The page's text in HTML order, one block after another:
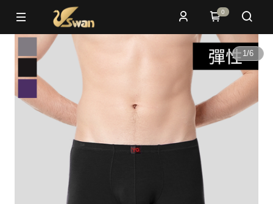
0
1/6